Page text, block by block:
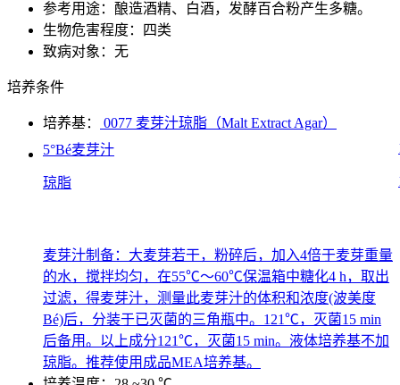
参考用途：酿造酒精、白酒，发酵百合粉产生多糖。
生物危害程度：四类
致病对象：无
培养条件
培养基：
0077 麦芽汁琼脂（Malt Extract Agar）
5°Bé麦芽汁
琼脂
麦芽汁制备：大麦芽若干，粉碎后，加入4倍于麦芽重量
的水，搅拌均匀，在55℃～60℃保温箱中糖化4 h，取出
过滤，得麦芽汁，测量此麦芽汁的体积和浓度(波美度
Bé)后，分装于已灭菌的三角瓶中。121℃，灭菌15 min
后备用。以上成分121℃，灭菌15 min。液体培养基不加
琼脂。推荐使用成品MEA培养基。